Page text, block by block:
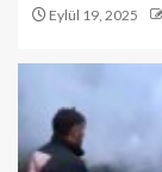
Eylül 19, 2025